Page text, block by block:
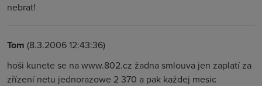
nebrat!
Tom (8.3.2006 12:43:36)
hoši kunete se na www.802.cz žadna smlouva jen zaplatí za
zřízení netu jednorazowe 2 370 a pak každej mesic